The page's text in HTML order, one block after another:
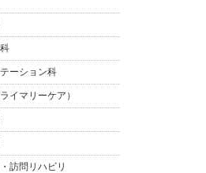
ーション科
イマリーケア）
訪問リハビリ